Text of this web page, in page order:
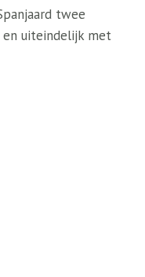
twee
en uiteindelijk met